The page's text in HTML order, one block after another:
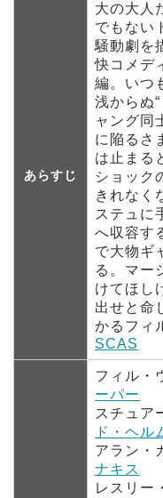
あらすじ
大の大人
でもない
騒動劇を
快コメデ
編。いつ
浅からぬ
ャング同
に陥るさ
は止まる
ショック
きれなく
ステュに
へ収容す
で大物ギ
る。マー
けてほし
出せと命
かるフィ
SCAS
フィル・
ーパー
スチュア
ド・ヘル
アラン・
ナキス
レスリー